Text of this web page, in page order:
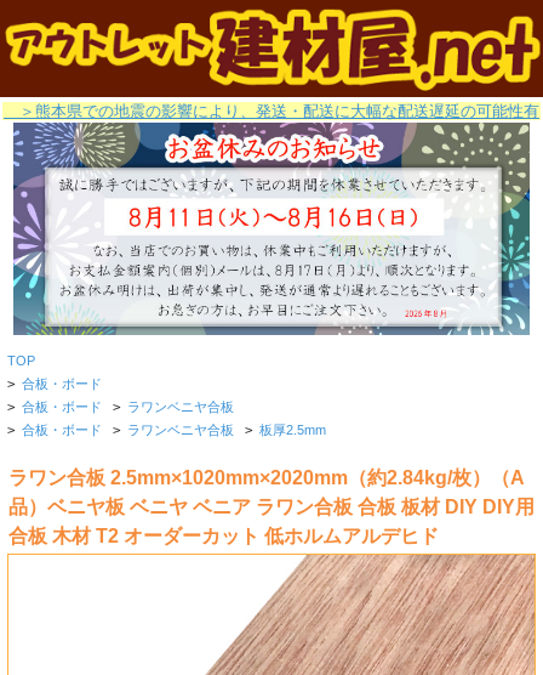
＞熊本県での地震の影響により、発送・配送に大幅な配送遅延の可能性有
TOP
> 合板・ボード
> 合板・ボード > ラワンベニヤ合板
> 合板・ボード > ラワンベニヤ合板 > 板厚2.5mm
ラワン合板 2.5mm×1020mm×2020mm（約2.84kg/枚）（A
品）ベニヤ板 ベニヤ ベニア ラワン合板 合板 板材 DIY DIY用
合板 木材 T2 オーダーカット 低ホルムアルデヒド